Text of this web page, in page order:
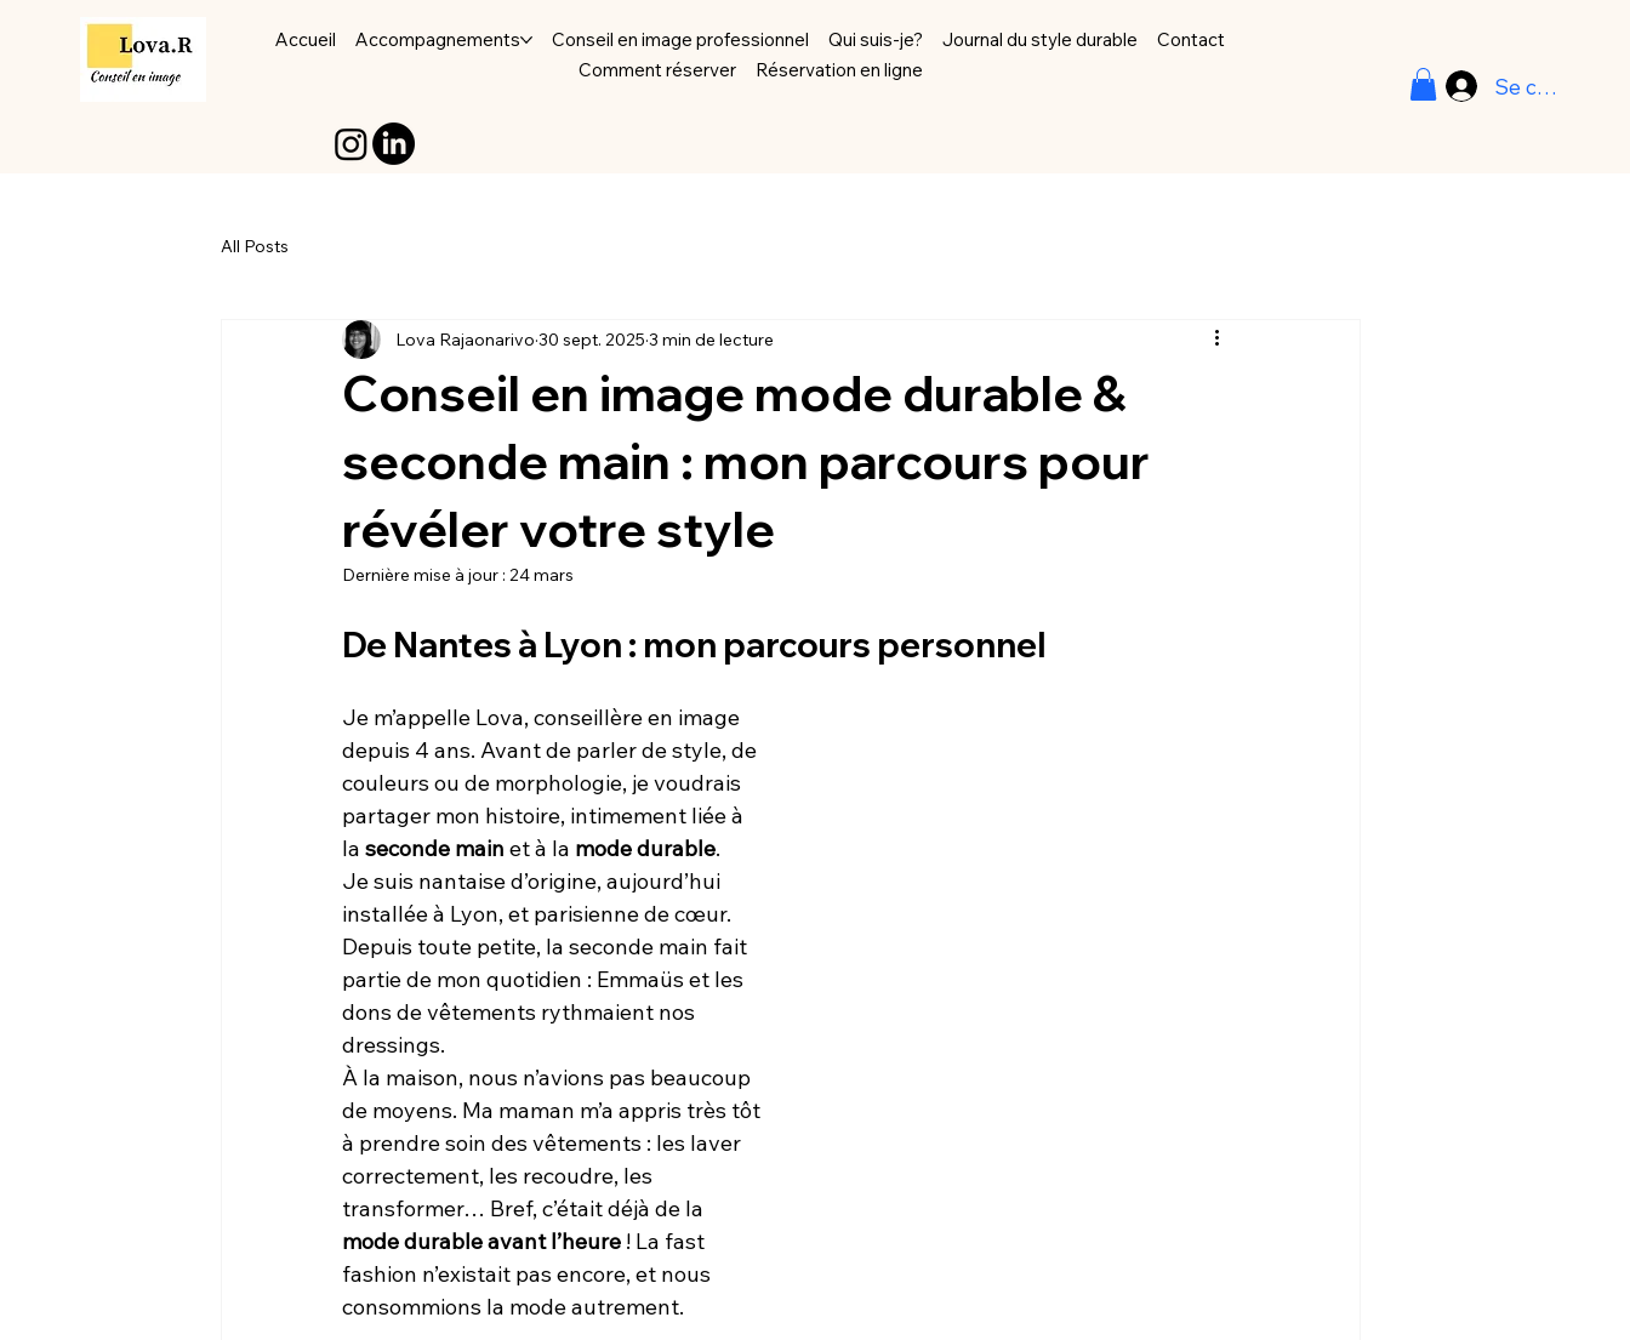
Accueil Accompagnements Conseil en image professionnel Qui suis-je? Journal du style durable
Contact
Comment réserver
Réservation en ligne
Se connecter
All Posts
Conseil en image mode durable &
seconde main : mon parcours pour
révéler votre style
Lova Rajaonarivo 30 sept. 2025 3 min de lecture
Dernière mise à jour : 24 mars
De Nantes à Lyon : mon parcours personnel
Je m’appelle Lova, conseillère en image
depuis 4 ans. Avant de parler de style, de
couleurs ou de morphologie, je voudrais
partager mon histoire, intimement liée à
la seconde main et à la mode durable.
Je suis nantaise d’origine, aujourd’hui
installée à Lyon, et parisienne de cœur.
Depuis toute petite, la seconde main fait
partie de mon quotidien : Emmaüs et les
dons de vêtements rythmaient nos
dressings.
À la maison, nous n’avions pas beaucoup
de moyens. Ma maman m’a appris très tôt
à prendre soin des vêtements : les laver
correctement, les recoudre, les
transformer… Bref, c’était déjà de la
mode durable avant l’heure ! La fast
fashion n’existait pas encore, et nous
consommions la mode autrement.